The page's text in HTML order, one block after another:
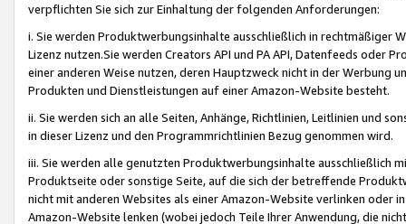
verpflichten Sie sich zur Einhaltung der folgenden Anforderungen:
i. Sie werden Produktwerbungsinhalte ausschließlich in rechtmäßiger
Lizenz nutzen.Sie werden Creators API und PA API, Datenfeeds oder
einer anderen Weise nutzen, deren Hauptzweck nicht in der Werbung
Produkten und Dienstleistungen auf einer Amazon-Website besteht.
ii. Sie werden sich an alle Seiten, Anhänge, Richtlinien, Leitlinien und
in dieser Lizenz und den Programmrichtlinien Bezug genommen wird.
iii. Sie werden alle genutzten Produktwerbungsinhalte ausschließlich
Produktseite oder sonstige Seite, auf die sich der betreffende
nicht mit anderen Websites als einer Amazon-Website verlinken oder
Amazon-Website lenken (wobei jedoch Teile Ihrer Anwendung, die